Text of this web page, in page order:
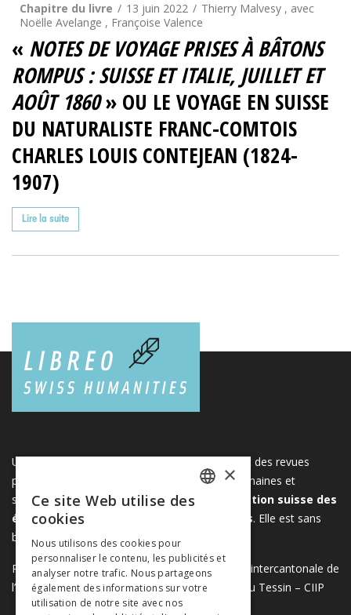
Chapitre du livre 13 juin 2022
Thierry Malvesy , avec
Noëlle Avelange , Françoise Valence
« NOTES DE VOYAGE PRISES À BÂTONS
ROMPUS : SUISSE ET ITALIE, JUILLET ET
AOÛT 1860» OU LE VOYAGE EN SUISSE
DU NATURALISTE FRANC-COMTOIS
CHARLES LOUIS CONTEJEAN (1824-
1907)
Lire la suite
Une plateforme unique regroupant des livres et des revues
publiés par les éditeurs suisses de sciences humaines et
sociales. Libreo.ch est la propriété de l'
Association suisse des
éditeurs de sciences sociales et humaines. Elle est sans
but lucratif.www.editeurssuisses.ch
Projet réalisé avec le soutien de la Conférence intercantonale de
l’instruction publique de la Suisse romande et du Tessin – CIIP
ITALIAN
×
Ce site Web utilise des
cookies
Nous utilisons des cookies pour
personnaliser le contenu, les publicités et
analyser notre trafic. Nous partageons
également des informations sur votre
utilisation de notre site avec nos